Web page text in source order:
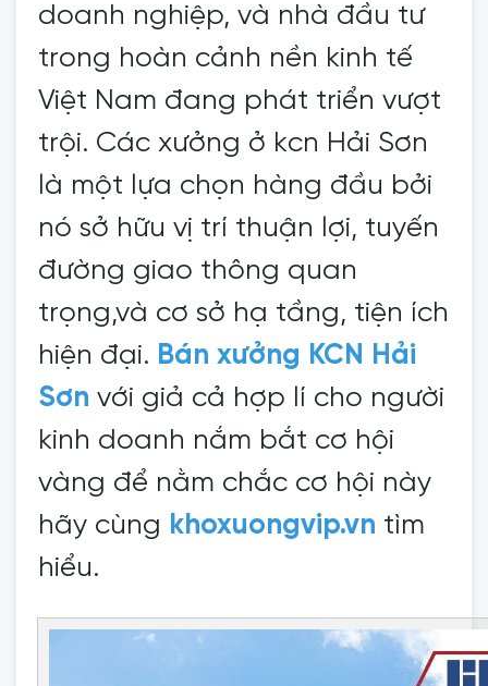
doanh nghiệp, và nhà đầu tư
trong hoàn cảnh nền kinh tế
Việt Nam đang phát triển vượt
trội. Các xưởng ở kcn Hải Sơn
là một lựa chọn hàng đầu bởi
nó sở hữu vị trí thuận lợi, tuyến
đường giao thông quan
trọng,và cơ sở hạ tầng, tiện ích
hiện đại. Bán xưởng KCN Hải
Sơn với giả cả hợp lí cho người
kinh doanh nắm bắt cơ hội
vàng để nằm chắc cơ hội này
hãy cùng khoxuongvip.vn tìm
hiểu.